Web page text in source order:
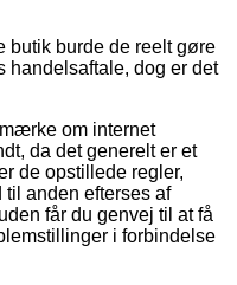
butik burde de reelt gøre
handelsaftale, dog er det
om internet
da det generelt er et
de opstillede regler,
til anden efterses af
får du genvej til at få
i forbindelse